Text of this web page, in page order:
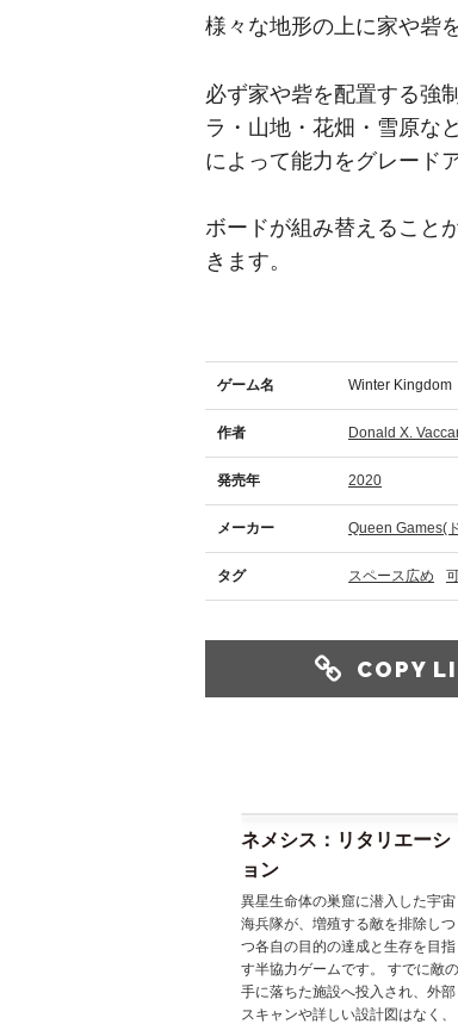
様々な地形の上に家や砦
必ず家や砦を配置する強
ラ・山地・花畑・雪原な
によって能力をグレード
ボードが組み替えること
きます。
ゲーム名 Winter Kingdom
作者 Donald X.
発売年 2020
メーカー Queen Games(
タグ スペース広め
COPY
ネメシス：リタリエーシ
ョン
異星生命体の巣窟に潜入した宇宙
海兵隊が、増殖する敵を排除しつ
つ各自の目的の達成と生存を目指
す半協力ゲームです。 すでに敵の
手に落ちた施設へ投入され、外部
スキャンや詳しい設計図はなく、